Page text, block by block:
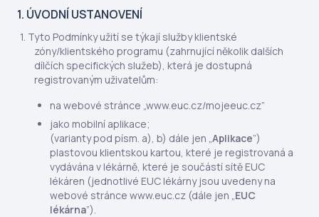
1. ÚVODNÍ USTANOVENÍ
Tyto Podmínky užití se týkají služby klientské
zóny/klientského programu (zahrnující několik dalších
dílčích specifických služeb), která je dostupná
registrovaným uživatelům:
na webové stránce „www.euc.cz/mojeeuc.cz”
jako mobilní aplikace;
(varianty pod písm. a), b) dále jen „Aplikace”)
plastovou klientskou kartou, které je registrovaná a
vydávána v lékárně, které je součástí sítě EUC
lékáren (jednotlivé EUC lékárny jsou uvedeny na
webové stránce www.euc.cz (dále jen „EUC
lékárna”).